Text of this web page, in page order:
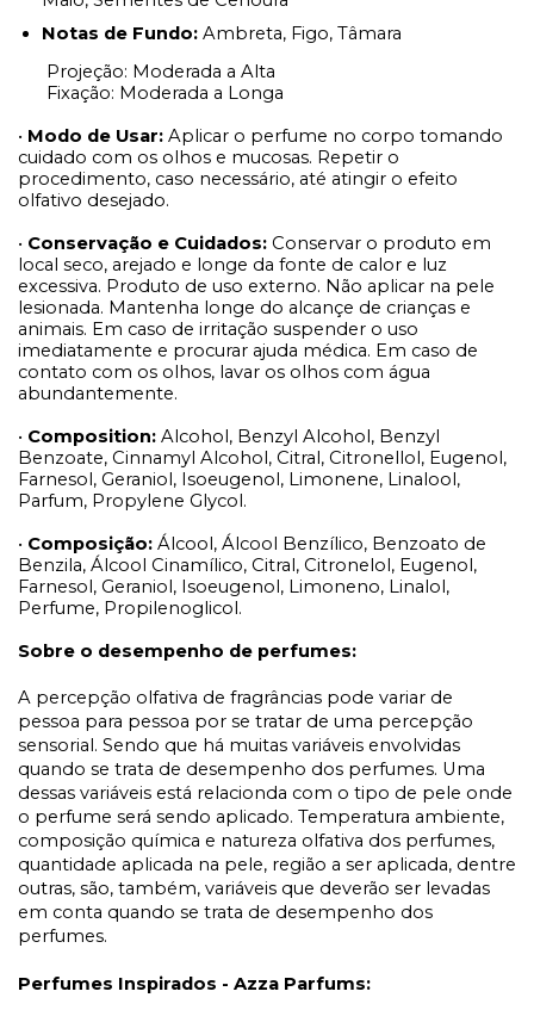
Notas de Fundo: Ambreta, Figo, Tâmara
Projeção: Moderada a Alta
Fixação: Moderada a Longa
• Modo de Usar: Aplicar o perfume no corpo tomando
cuidado com os olhos e mucosas. Repetir o
procedimento, caso necessário, até atingir o efeito
olfativo desejado.
• Conservação e Cuidados: Conservar o produto em
local seco, arejado e longe da fonte de calor e luz
excessiva. Produto de uso externo. Não aplicar na pele
lesionada. Mantenha longe do alcançe de crianças e
animais. Em caso de irritação suspender o uso
imediatamente e procurar ajuda médica. Em caso de
contato com os olhos, lavar os olhos com água
abundantemente.
• Composition: Alcohol, Benzyl Alcohol, Benzyl
Benzoate, Cinnamyl Alcohol, Citral, Citronellol, Eugenol,
Farnesol, Geraniol, Isoeugenol, Limonene, Linalool,
Parfum, Propylene Glycol.
• Composição: Álcool, Álcool Benzílico, Benzoato de
Benzila, Álcool Cinamílico, Citral, Citronelol, Eugenol,
Farnesol, Geraniol, Isoeugenol, Limoneno, Linalol,
Perfume, Propilenoglicol.
Sobre o desempenho de perfumes:
A percepção olfativa de fragrâncias pode variar de
pessoa para pessoa por se tratar de uma percepção
sensorial. Sendo que há muitas variáveis envolvidas
quando se trata de desempenho dos perfumes. Uma
dessas variáveis está relacionda com o tipo de pele onde
o perfume será sendo aplicado. Temperatura ambiente,
composição química e natureza olfativa dos perfumes,
quantidade aplicada na pele, região a ser aplicada, dentre
outras, são, também, variáveis que deverão ser levadas
em conta quando se trata de desempenho dos
perfumes.
Perfumes Inspirados - Azza Parfums: